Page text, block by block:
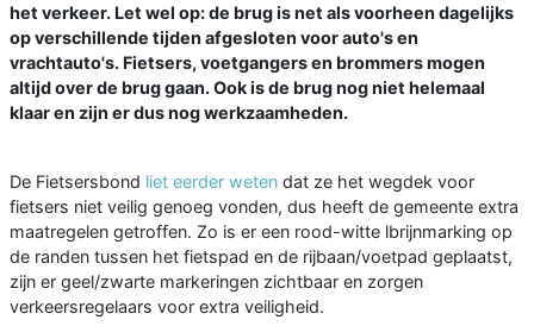
het verkeer. Let wel op: de brug is net als voorheen dagelijks
op verschillende tijden afgesloten voor auto's en
vrachtauto's. Fietsers, voetgangers en brommers mogen
altijd over de brug gaan. Ook is de brug nog niet helemaal
klaar en zijn er dus nog werkzaamheden.
De Fietsersbond liet eerder weten dat ze het wegdek voor
fietsers niet veilig genoeg vonden, dus heeft de gemeente extra
maatregelen getroffen. Zo is er een rood-witte lbrijnmarking op
de randen tussen het fietspad en de rijbaan/voetpad geplaatst,
zijn er geel/zwarte markeringen zichtbaar en zorgen
verkeersregelaars voor extra veiligheid.